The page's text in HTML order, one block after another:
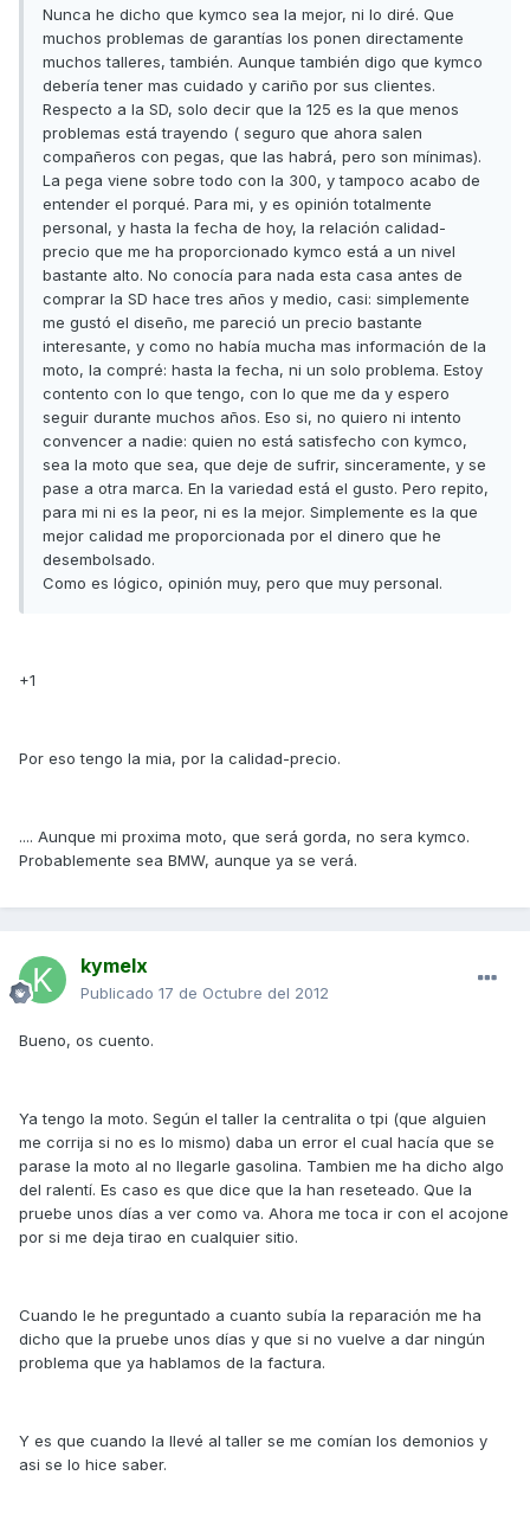
Nunca he dicho que kymco sea la mejor, ni lo diré. Que
muchos problemas de garantías los ponen directamente
muchos talleres, también. Aunque también digo que kymco
debería tener mas cuidado y cariño por sus clientes.
Respecto a la SD, solo decir que la 125 es la que menos
problemas está trayendo ( seguro que ahora salen
compañeros con pegas, que las habrá, pero son mínimas).
La pega viene sobre todo con la 300, y tampoco acabo de
entender el porqué. Para mi, y es opinión totalmente
personal, y hasta la fecha de hoy, la relación calidad-
precio que me ha proporcionado kymco está a un nivel
bastante alto. No conocía para nada esta casa antes de
comprar la SD hace tres años y medio, casi: simplemente
me gustó el diseño, me pareció un precio bastante
interesante, y como no había mucha mas información de la
moto, la compré: hasta la fecha, ni un solo problema. Estoy
contento con lo que tengo, con lo que me da y espero
seguir durante muchos años. Eso si, no quiero ni intento
convencer a nadie: quien no está satisfecho con kymco,
sea la moto que sea, que deje de sufrir, sinceramente, y se
pase a otra marca. En la variedad está el gusto. Pero repito,
para mi ni es la peor, ni es la mejor. Simplemente es la que
mejor calidad me proporcionada por el dinero que he
desembolsado.
Como es lógico, opinión muy, pero que muy personal.
+1
Por eso tengo la mia, por la calidad-precio.
.... Aunque mi proxima moto, que será gorda, no sera kymco.
Probablemente sea BMW, aunque ya se verá.
kymelx
Publicado 17 de Octubre del 2012
Bueno, os cuento.
Ya tengo la moto. Según el taller la centralita o tpi (que alguien
me corrija si no es lo mismo) daba un error el cual hacía que se
parase la moto al no llegarle gasolina. Tambien me ha dicho algo
del ralentí. Es caso es que dice que la han reseteado. Que la
pruebe unos días a ver como va. Ahora me toca ir con el acojone
por si me deja tirao en cualquier sitio.
Cuando le he preguntado a cuanto subía la reparación me ha
dicho que la pruebe unos días y que si no vuelve a dar ningún
problema que ya hablamos de la factura.
Y es que cuando la llevé al taller se me comían los demonios y
asi se lo hice saber.